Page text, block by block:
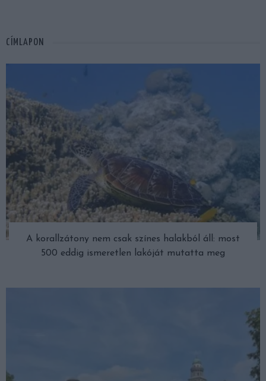
CÍMLAPON
A korallzátony nem csak színes halakból áll: most
500 eddig ismeretlen lakóját mutatta meg